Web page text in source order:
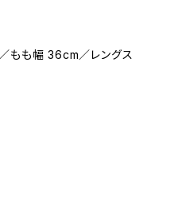
もも幅 36cm／レングス